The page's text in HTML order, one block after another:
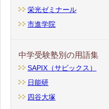
栄光ゼミナール
市進学院
中学受験塾別の用語集
SAPIX（サピックス）
日能研
四谷大塚